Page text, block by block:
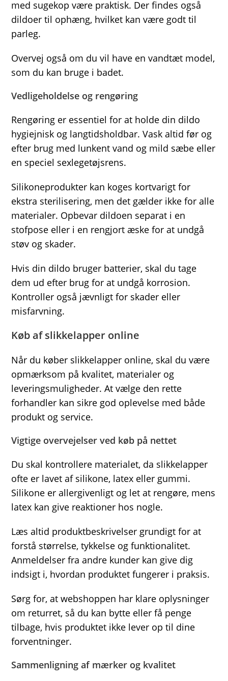
med sugekop være praktisk. Der findes også
dildoer til ophæng, hvilket kan være godt til
parleg.
Overvej også om du vil have en vandtæt model,
som du kan bruge i badet.
Vedligeholdelse og rengøring
Rengøring er essentiel for at holde din dildo
hygiejnisk og langtidsholdbar. Vask altid før og
efter brug med lunkent vand og mild sæbe eller
en speciel sexlegetøjsrens.
Silikoneprodukter kan koges kortvarigt for
ekstra sterilisering, men det gælder ikke for alle
materialer. Opbevar dildoen separat i en
stofpose eller i en rengjort æske for at undgå
støv og skader.
Hvis din dildo bruger batterier, skal du tage
dem ud efter brug for at undgå korrosion.
Kontroller også jævnligt for skader eller
misfarvning.
Køb af slikkelapper online
Når du køber slikkelapper online, skal du være
opmærksom på kvalitet, materialer og
leveringsmuligheder. At vælge den rette
forhandler kan sikre god oplevelse med både
produkt og service.
Vigtige overvejelser ved køb på nettet
Du skal kontrollere materialet, da slikkelapper
ofte er lavet af silikone, latex eller gummi.
Silikone er allergivenligt og let at rengøre, mens
latex kan give reaktioner hos nogle.
Læs altid produktbeskrivelser grundigt for at
forstå størrelse, tykkelse og funktionalitet.
Anmeldelser fra andre kunder kan give dig
indsigt i, hvordan produktet fungerer i praksis.
Sørg for, at webshoppen har klare oplysninger
om returret, så du kan bytte eller få penge
tilbage, hvis produktet ikke lever op til dine
forventninger.
Sammenligning af mærker og kvalitet